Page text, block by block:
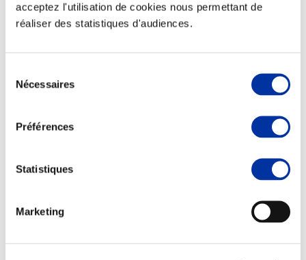
acceptez l'utilisation de cookies nous permettant de
réaliser des statistiques d'audiences.
Nécessaires
Préférences
Statistiques
Marketing
Viande et climat
Valorisation de l’herbe
Bien-être, Protection et Santé des animaux